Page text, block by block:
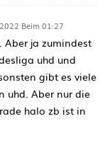
Beim 01:27
Aber ja zumindest
uhd und
gibt es viele
uhd. Aber nur die
halo zb ist in